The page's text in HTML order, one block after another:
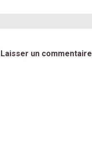
Laisser un commentaire